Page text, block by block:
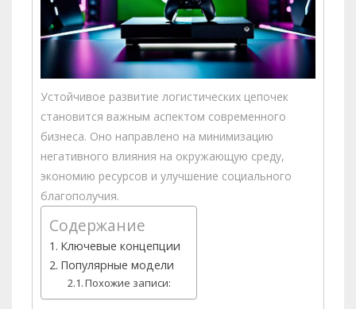
Устойчивое развитие логистических цепочек
становится важным аспектом современного
бизнеса. Оно направлено на минимизацию
негативного влияния на окружающую среду,
экономию ресурсов и улучшение социального
благополучия.
Содержание
Ключевые концепции
Популярные модели
Похожие записи: